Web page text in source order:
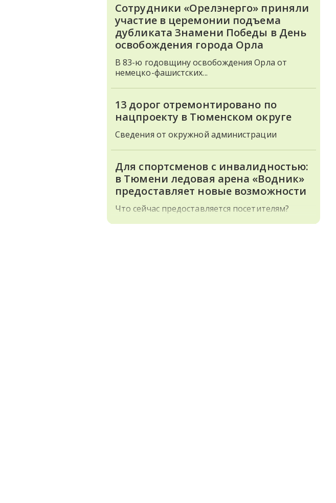
Сотрудники «Орелэнерго» приняли
участие в церемонии подъема
дубликата Знамени Победы в День
освобождения города Орла
В 83-ю годовщину освобождения Орла от
немецко-фашистских...
13 дорог отремонтировано по
нацпроекту в Тюменском округе
Сведения от окружной администрации
Для спортсменов с инвалидностью:
в Тюмени ледовая арена «Водник»
предоставляет новые возможности
Что сейчас предоставляется посетителям?